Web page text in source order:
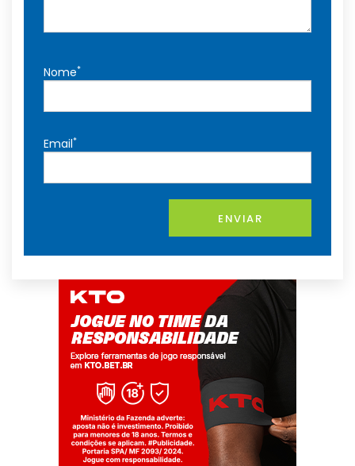
Nome*
Email*
ENVIAR